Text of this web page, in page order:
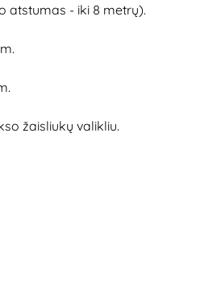
atstumas - iki 8 metrų).
žaisliukų valikliu.